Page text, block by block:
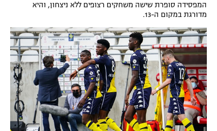
המפסידה סופרת שישה משחקים רצופים ללא ניצחון, והיא
מדורגת במקום ה-13.